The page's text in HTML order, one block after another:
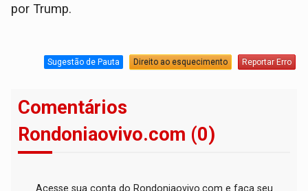
por Trump.
Sugestão de Pauta Direito ao esquecimento Reportar Erro
Comentários
Rondoniaovivo.com (0)
Acesse sua conta do Rondoniaovivo.com e faça seu